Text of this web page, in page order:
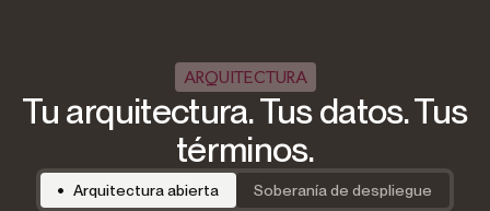
ARQUITECTURA
Tu arquitectura. Tus datos. Tus
términos.
Arquitectura abierta Soberanía de despliegue